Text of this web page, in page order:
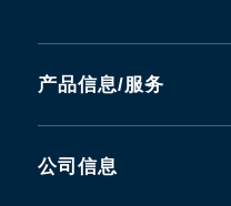
产品信息/服务
公司信息